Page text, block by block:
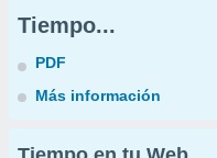
Tiempo...
PDF
Más información